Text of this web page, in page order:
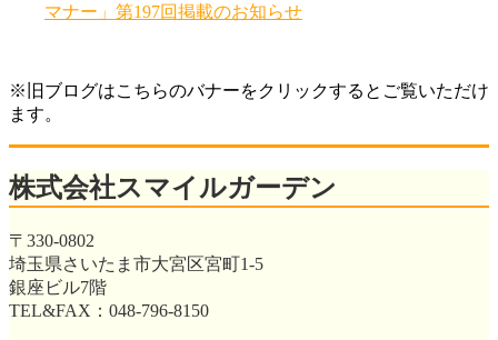
マナー」第197回掲載のお知らせ
※旧ブログはこちらのバナーをクリックするとご覧いただけ
ます。
株式会社スマイルガーデン
〒330-0802
埼玉県さいたま市大宮区宮町1-5
銀座ビル7階
TEL&FAX：048-796-8150